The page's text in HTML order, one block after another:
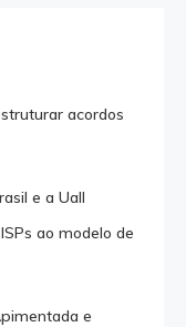
acordos
e a Uall
ao modelo de
e